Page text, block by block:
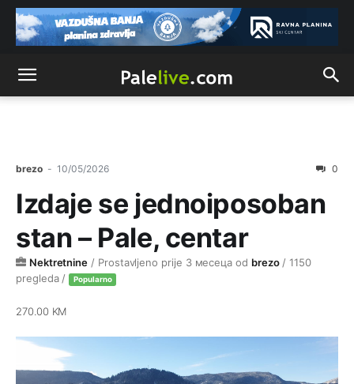
brezo - 10/05/2026 0
Izdaje se jednoiposoban
stan – Pale, centar
Nektretnine / Prostavljeno prije 3 месеца od brezo/ 1150
pregleda / Popularno
270.00 KM